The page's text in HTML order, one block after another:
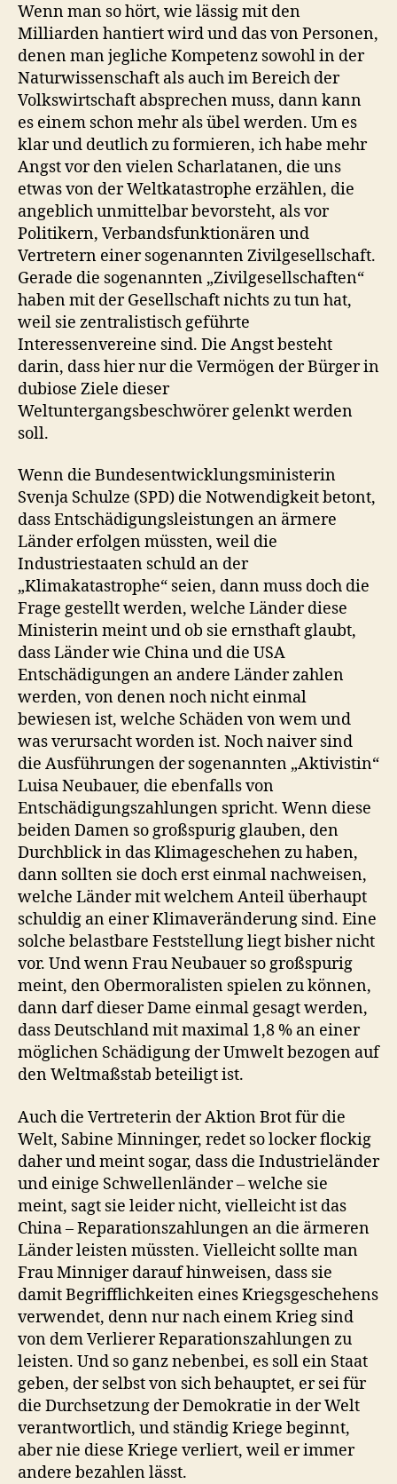
Wenn man so hört, wie lässig mit den
Milliarden hantiert wird und das von Personen,
denen man jegliche Kompetenz sowohl in der
Naturwissenschaft als auch im Bereich der
Volkswirtschaft absprechen muss, dann kann
es einem schon mehr als übel werden. Um es
klar und deutlich zu formieren, ich habe mehr
Angst vor den vielen Scharlatanen, die uns
etwas von der Weltkatastrophe erzählen, die
angeblich unmittelbar bevorsteht, als vor
Politikern, Verbandsfunktionären und
Vertretern einer sogenannten Zivilgesellschaft.
Gerade die sogenannten „Zivilgesellschaften“
haben mit der Gesellschaft nichts zu tun hat,
weil sie zentralistisch geführte
Interessenvereine sind. Die Angst besteht
darin, dass hier nur die Vermögen der Bürger in
dubiose Ziele dieser
Weltuntergangsbeschwörer gelenkt werden
soll.
Wenn die Bundesentwicklungsministerin
Svenja Schulze (SPD) die Notwendigkeit betont,
dass Entschädigungsleistungen an ärmere
Länder erfolgen müssten, weil die
Industriestaaten schuld an der
„Klimakatastrophe“ seien, dann muss doch die
Frage gestellt werden, welche Länder diese
Ministerin meint und ob sie ernsthaft glaubt,
dass Länder wie China und die USA
Entschädigungen an andere Länder zahlen
werden, von denen noch nicht einmal
bewiesen ist, welche Schäden von wem und
was verursacht worden ist. Noch naiver sind
die Ausführungen der sogenannten „Aktivistin“
Luisa Neubauer, die ebenfalls von
Entschädigungszahlungen spricht. Wenn diese
beiden Damen so großspurig glauben, den
Durchblick in das Klimageschehen zu haben,
dann sollten sie doch erst einmal nachweisen,
welche Länder mit welchem Anteil überhaupt
schuldig an einer Klimaveränderung sind. Eine
solche belastbare Feststellung liegt bisher nicht
vor. Und wenn Frau Neubauer so großspurig
meint, den Obermoralisten spielen zu können,
dann darf dieser Dame einmal gesagt werden,
dass Deutschland mit maximal 1,8 % an einer
möglichen Schädigung der Umwelt bezogen auf
den Weltmaßstab beteiligt ist.
Auch die Vertreterin der Aktion Brot für die
Welt, Sabine Minninger, redet so locker flockig
daher und meint sogar, dass die Industrieländer
und einige Schwellenländer – welche sie
meint, sagt sie leider nicht, vielleicht ist das
China – Reparationszahlungen an die ärmeren
Länder leisten müssten. Vielleicht sollte man
Frau Minniger darauf hinweisen, dass sie
damit Begrifflichkeiten eines Kriegsgeschehens
verwendet, denn nur nach einem Krieg sind
von dem Verlierer Reparationszahlungen zu
leisten. Und so ganz nebenbei, es soll ein Staat
geben, der selbst von sich behauptet, er sei für
die Durchsetzung der Demokratie in der Welt
verantwortlich, und ständig Kriege beginnt,
aber nie diese Kriege verliert, weil er immer
andere bezahlen lässt.